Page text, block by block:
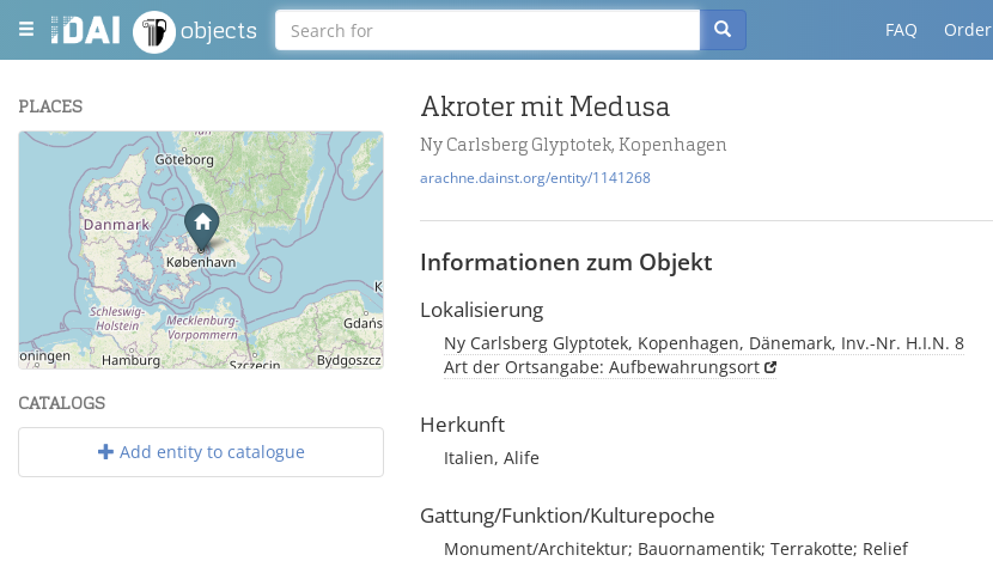
objects FAQ Order
PLACES
Leaflet| Maps and Data ©OpenStreetMap.
CATALOGS
Add entity to catalogue
Akroter mit Medusa
Ny Carlsberg Glyptotek, Kopenhagen
arachne.dainst.org/entity/1141268
Informationen zum Objekt
Lokalisierung
Ny Carlsberg Glyptotek, Kopenhagen, Dänemark, Inv.-Nr. H.I.N. 8
Art der Ortsangabe: Aufbewahrungsort
Herkunft
Italien, Alife
Gattung/Funktion/Kulturepoche
Monument/Architektur; Bauornamentik; Terrakotte; Relief